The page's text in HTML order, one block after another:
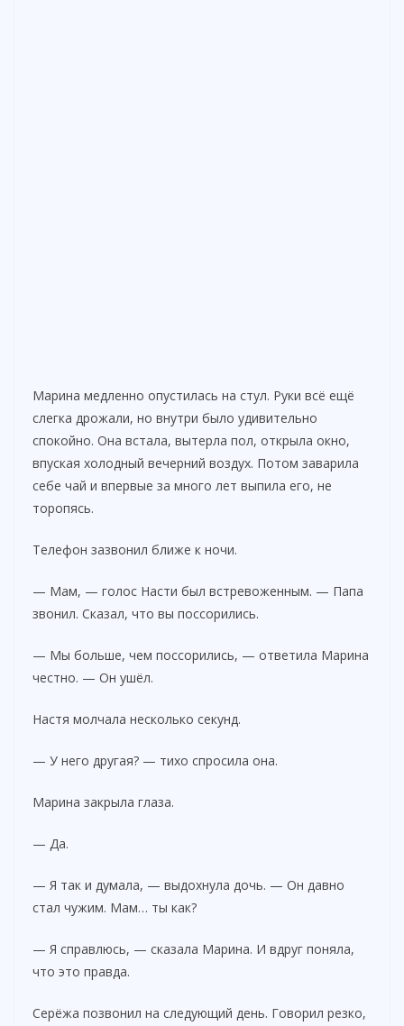
Марина медленно опустилась на стул. Руки всё ещё
слегка дрожали, но внутри было удивительно
спокойно. Она встала, вытерла пол, открыла окно,
впуская холодный вечерний воздух. Потом заварила
себе чай и впервые за много лет выпила его, не
торопясь.
Телефон зазвонил ближе к ночи.
— Мам, — голос Насти был встревоженным. — Папа
звонил. Сказал, что вы поссорились.
— Мы больше, чем поссорились, — ответила Марина
честно. — Он ушёл.
Настя молчала несколько секунд.
— У него другая? — тихо спросила она.
Марина закрыла глаза.
— Да.
— Я так и думала, — выдохнула дочь. — Он давно
стал чужим. Мам… ты как?
— Я справлюсь, — сказала Марина. И вдруг поняла,
что это правда.
Серёжа позвонил на следующий день. Говорил резко,